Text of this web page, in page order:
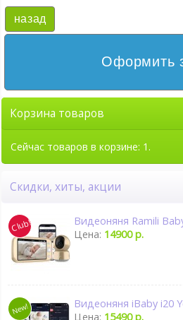
назад
Оформить
Корзина товаров
Сейчас товаров в корзине: 1.
Скидки, хиты, акции
Видеоняня Ramili
Цена: 14900 р.
Видеоняня iBaby i20
Цена: 15490 р.